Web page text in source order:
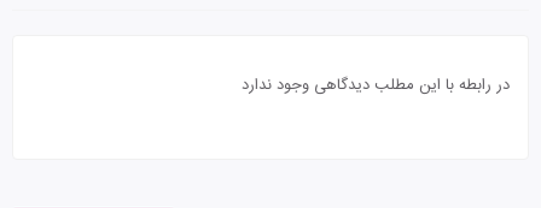
در رابطه با این مطلب دیدگاهی وجود ندارد